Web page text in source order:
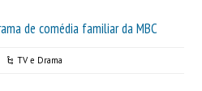
de comédia familiar da MBC
TV e Drama